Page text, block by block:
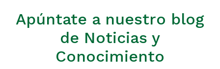
Apúntate a nuestro blog
de Noticias y
Conocimiento